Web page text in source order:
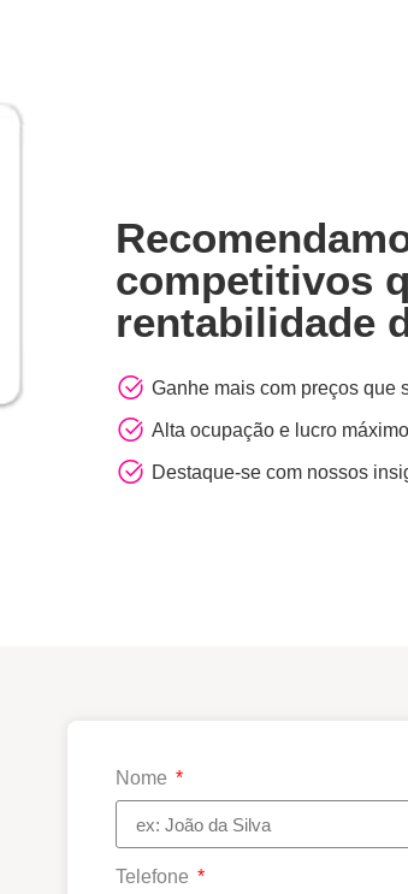
competitivos
rentabilidade
Ganhe mais com preços que
Alta ocupação e lucro
Destaque-se com nossos
Nome
Telefone